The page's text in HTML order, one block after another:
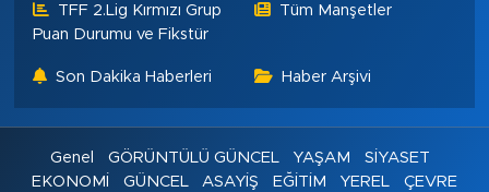
TFF 2.Lig Kırmızı Grup
Puan Durumu ve Fikstür
Tüm Manşetler
Son Dakika Haberleri Haber Arşivi
Genel GÖRÜNTÜLÜ GÜNCEL YAŞAM
SİYASET
EKONOMİ
GÜNCEL ASAYİŞ EĞİTİM YEREL ÇEVRE